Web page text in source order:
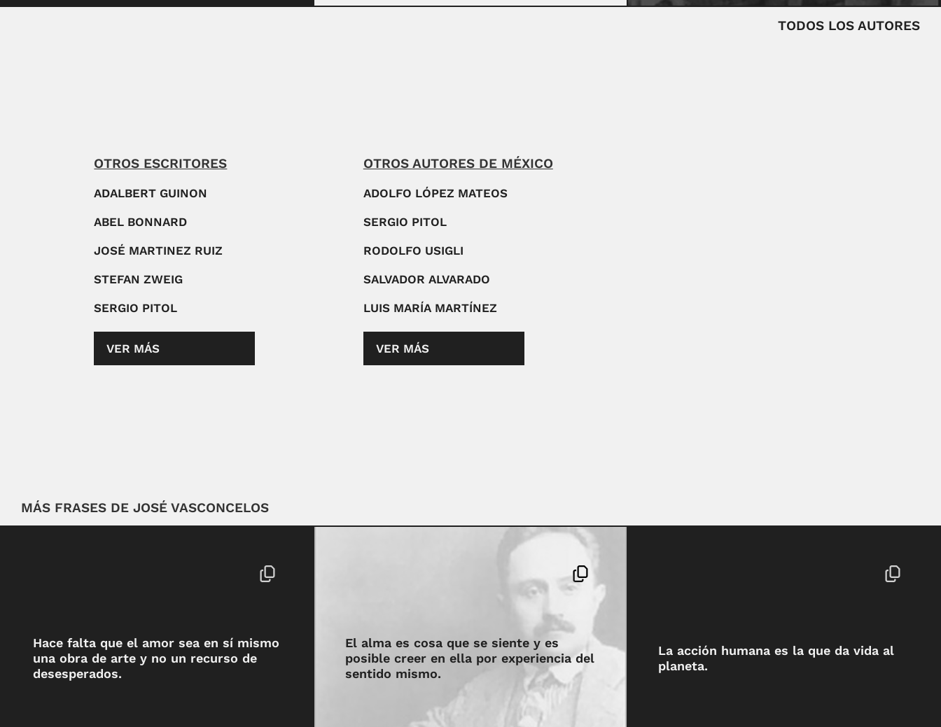
TODOS LOS AUTORES
OTROS ESCRITORES
ADALBERT GUINON
ABEL BONNARD
JOSÉ MARTINEZ RUIZ
STEFAN ZWEIG
SERGIO PITOL
VER MÁS
OTROS AUTORES DE MÉXICO
ADOLFO LÓPEZ MATEOS
SERGIO PITOL
RODOLFO USIGLI
SALVADOR ALVARADO
LUIS MARÍA MARTÍNEZ
VER MÁS
MÁS FRASES DE JOSÉ VASCONCELOS
Hace falta que el amor sea en sí mismo
una obra de arte y no un recurso de
desesperados.
El alma es cosa que se siente y es
posible creer en ella por experiencia del
sentido mismo.
La acción humana es la que da vida al
planeta.